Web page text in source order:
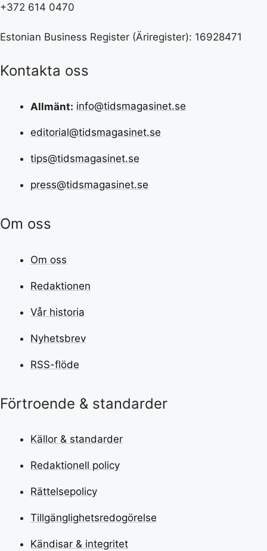
+372 614 0470
Estonian Business Register (Äriregister): 16928471
Kontakta oss
Allmänt: info@tidsmagasinet.se
editorial@tidsmagasinet.se
tips@tidsmagasinet.se
press@tidsmagasinet.se
Om oss
Om oss
Redaktionen
Vår historia
Nyhetsbrev
RSS-flöde
Förtroende & standarder
Källor & standarder
Redaktionell policy
Rättelsepolicy
Tillgänglighetsredogörelse
Kändisar & integritet